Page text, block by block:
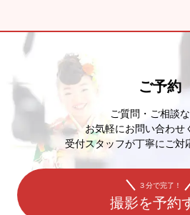
ご予約
ご質問・ご相談な
お気軽にお問い合わせ
受付スタッフが丁寧にご対
３分で完了！
撮影を予約